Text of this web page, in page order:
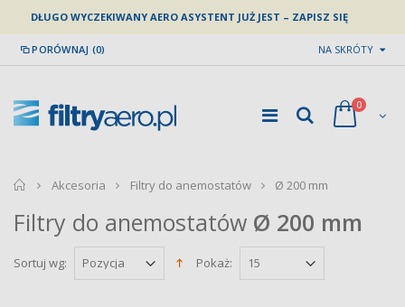
DŁUGO WYCZEKIWANY AERO ASYSTENT JUŻ JEST – ZAPISZ SIĘ
PORÓWNAJ (0) NA SKRÓTY
0
home
Akcesoria Filtry do anemostatów Ø 200 mm
Filtry do anemostatów Ø 200 mm
Sortuj wg: Pokaż: